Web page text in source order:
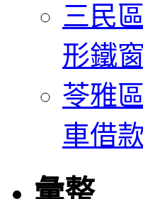
三民
形鐵窗
苓雅
車借款